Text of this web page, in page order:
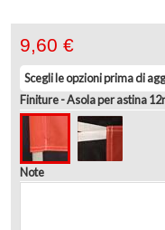
9,60 €
Scegli le opzioni prima di
Finiture- Asola per astina
Note